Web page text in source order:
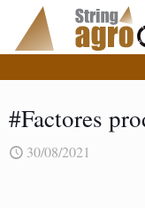
#Factores
30/08/2021